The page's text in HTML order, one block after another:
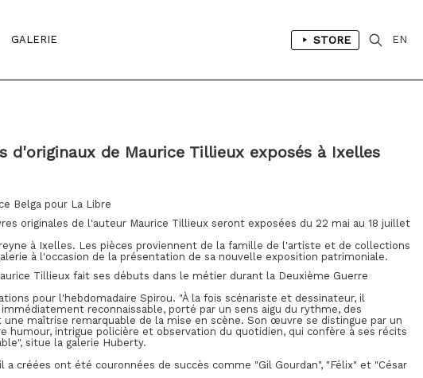
GALERIE STORE EN
d'originaux de Maurice Tillieux exposés à Ixelles
Belga pour La Libre
originales de l'auteur Maurice Tillieux seront exposées du 22 mai au 18 juillet
à Ixelles. Les pièces proviennent de la famille de l'artiste et de collections
à l'occasion de la présentation de sa nouvelle exposition patrimoniale.
Tillieux fait ses débuts dans le métier durant la Deuxième Guerre
pour l'hebdomadaire Spirou. "À la fois scénariste et dessinateur, il
reconnaissable, porté par un sens aigu du rythme, des
une maîtrise remarquable de la mise en scène. Son œuvre se distingue par un
humour, intrigue policière et observation du quotidien, qui confère à ses récits
situe la galerie Huberty.
a créées ont été couronnées de succès comme "Gil Gourdan", "Félix" et "César